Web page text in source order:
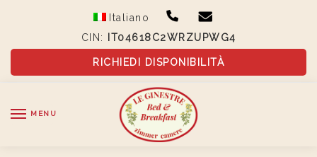
Italiano
CIN:
IT04618C2WRZUPWG4
RICHIEDI DISPONIBILITÀ
MENU